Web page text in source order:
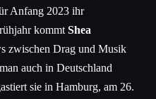
Anfang 2023 ihr
kommt Shea
zwischen Drag und Musik
auch in Deutschland
sie in Hamburg, am 26.